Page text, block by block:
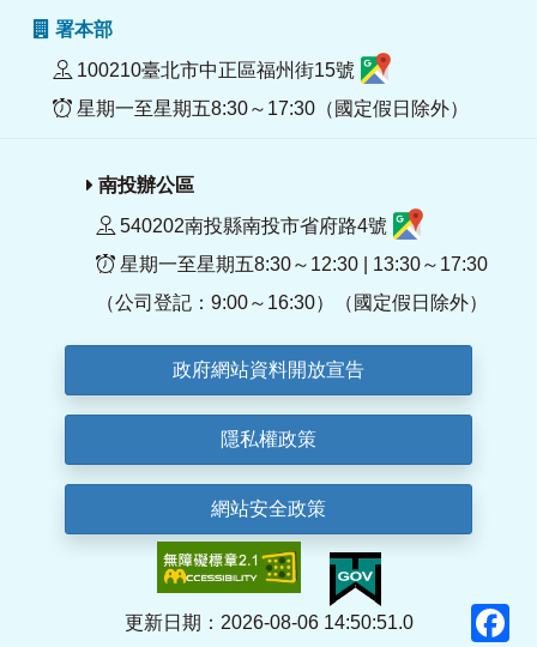
署本部
100210臺北市中正區福州街15號
星期一至星期五8:30～17:30（國定假日除外）
南投辦公區
540202南投縣南投市省府路4號
星期一至星期五8:30～12:30 | 13:30～17:30
（公司登記：9:00～16:30）（國定假日除外）
政府網站資料開放宣告
隱私權政策
網站安全政策
更新日期：2026-08-06 14:50:51.0